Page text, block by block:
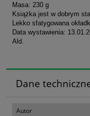
Masa: 230 g
Książka jest w dobrym
Lekko sfatygowana
Data wystawienia:
Ald.
Dane
Autor